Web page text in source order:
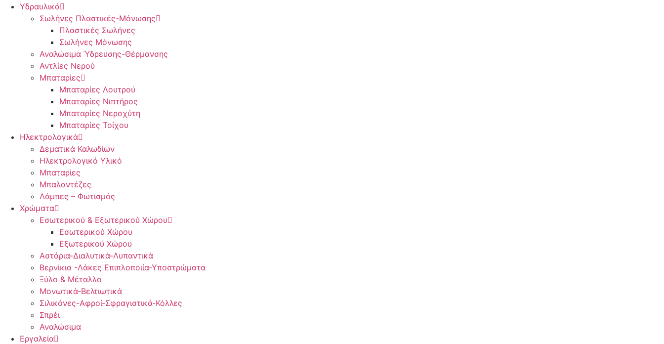
Υδραυλικά
Σωλήνες Πλαστικές-Μόνωσης
Πλαστικές Σωλήνες
Σωλήνες Μόνωσης
Αναλώσιμα Ύδρευσης-Θέρμανσης
Αντλίες Νερού
Μπαταρίες
Μπαταρίες Λουτρού
Μπαταρίες Νιπτήρος
Μπαταρίες Νεροχύτη
Μπαταρίες Τοίχου
Ηλεκτρολογικά
Δεματικά Καλωδίων
Ηλεκτρολογικό Υλικό
Μπαταρίες
Μπαλαντέζες
Λάμπες – Φωτισμός
Χρώματα
Εσωτερικού & Εξωτερικού Χώρου
Εσωτερικού Χώρου
Εξωτερικού Χώρου
Αστάρια-Διαλυτικά-Λυπαντικά
Βερνίκια -Λάκες Επιπλοποιία-Υποστρώματα
Ξύλο & Μέταλλο
Μονωτικά-Βελτιωτικά
Σιλικόνες-Αφροί-Σφραγιστικά-Κόλλες
Σπρέι
Αναλώσιμα
Εργαλεία